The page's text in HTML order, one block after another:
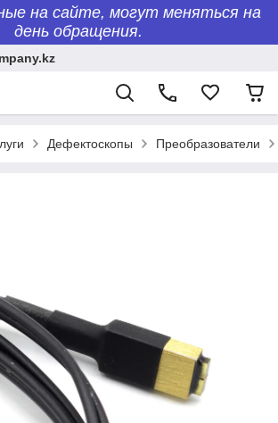
на сайте, могут меняться на
день обращения.
Дефектоскопы Преобразователи